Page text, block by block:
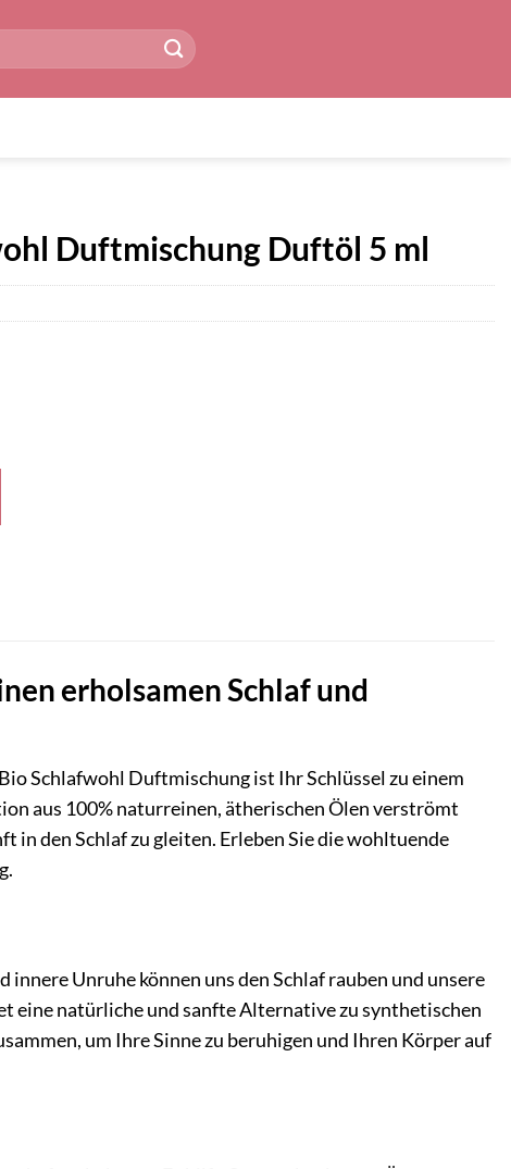
Duftmischung Duftöl 5 ml
erholsamen Schlaf und
Bio Schlafwohl Duftmischung ist Ihr Schlüssel zu einem
aus 100% naturreinen, ätherischen Ölen verströmt
in den Schlaf zu gleiten. Erleben Sie die wohltuende
Unruhe können uns den Schlaf rauben und unsere
eine natürliche und sanfte Alternative zu synthetischen
um Ihre Sinne zu beruhigen und Ihren Körper auf